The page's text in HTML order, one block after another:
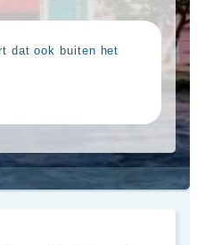
dat ook buiten het